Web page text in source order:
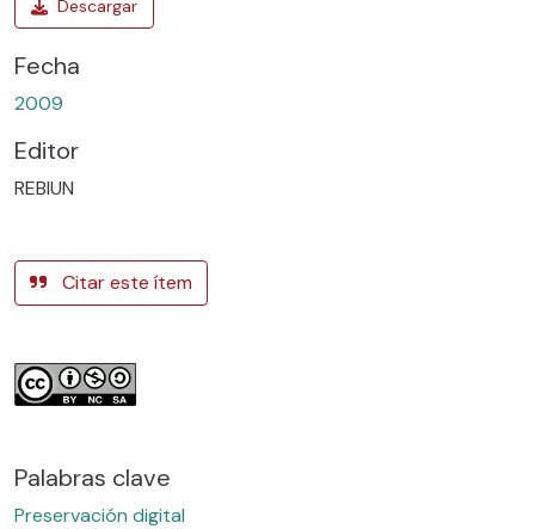
Fecha
2009
Editor
REBIUN
Citar este ítem
Palabras clave
Preservación digital